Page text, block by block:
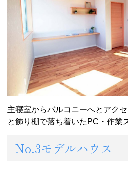
主寝室からバルコニーへとアク
と飾り棚で落ち着いたPC・作業
No.3モデルハウス